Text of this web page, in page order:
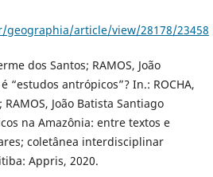
article/view/28178/23458
dos Santos; RAMOS, João
“estudos antrópicos”? In.: ROCHA,
João Batista Santiago
na Amazônia: entre textos e
coletânea interdisciplinar
Appris, 2020.